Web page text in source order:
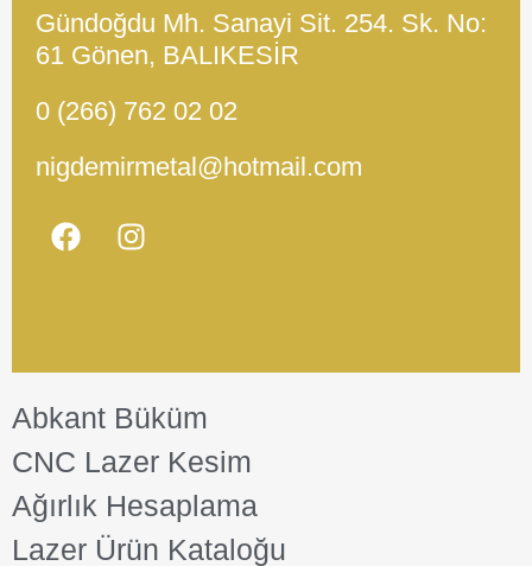
Gündoğdu Mh. Sanayi Sit. 254. Sk. No:
61 Gönen, BALIKESİR
0 (266) 762 02 02
nigdemirmetal@hotmail.com
Abkant Büküm
CNC Lazer Kesim
Ağırlık Hesaplama
Lazer Ürün Kataloğu